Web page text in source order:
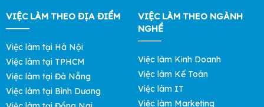
VIỆC LÀM THEO ĐỊA ĐIỂM
Việc làm tại Hà Nội
Việc làm tại TPHCM
Việc làm tại Đà Nẵng
Việc làm tại Bình Dương
VIỆC LÀM THEO NGÀNH
NGHỀ
Việc làm Kinh Doanh
Việc làm Kế Toán
Việc làm IT
Việc làm Marketing